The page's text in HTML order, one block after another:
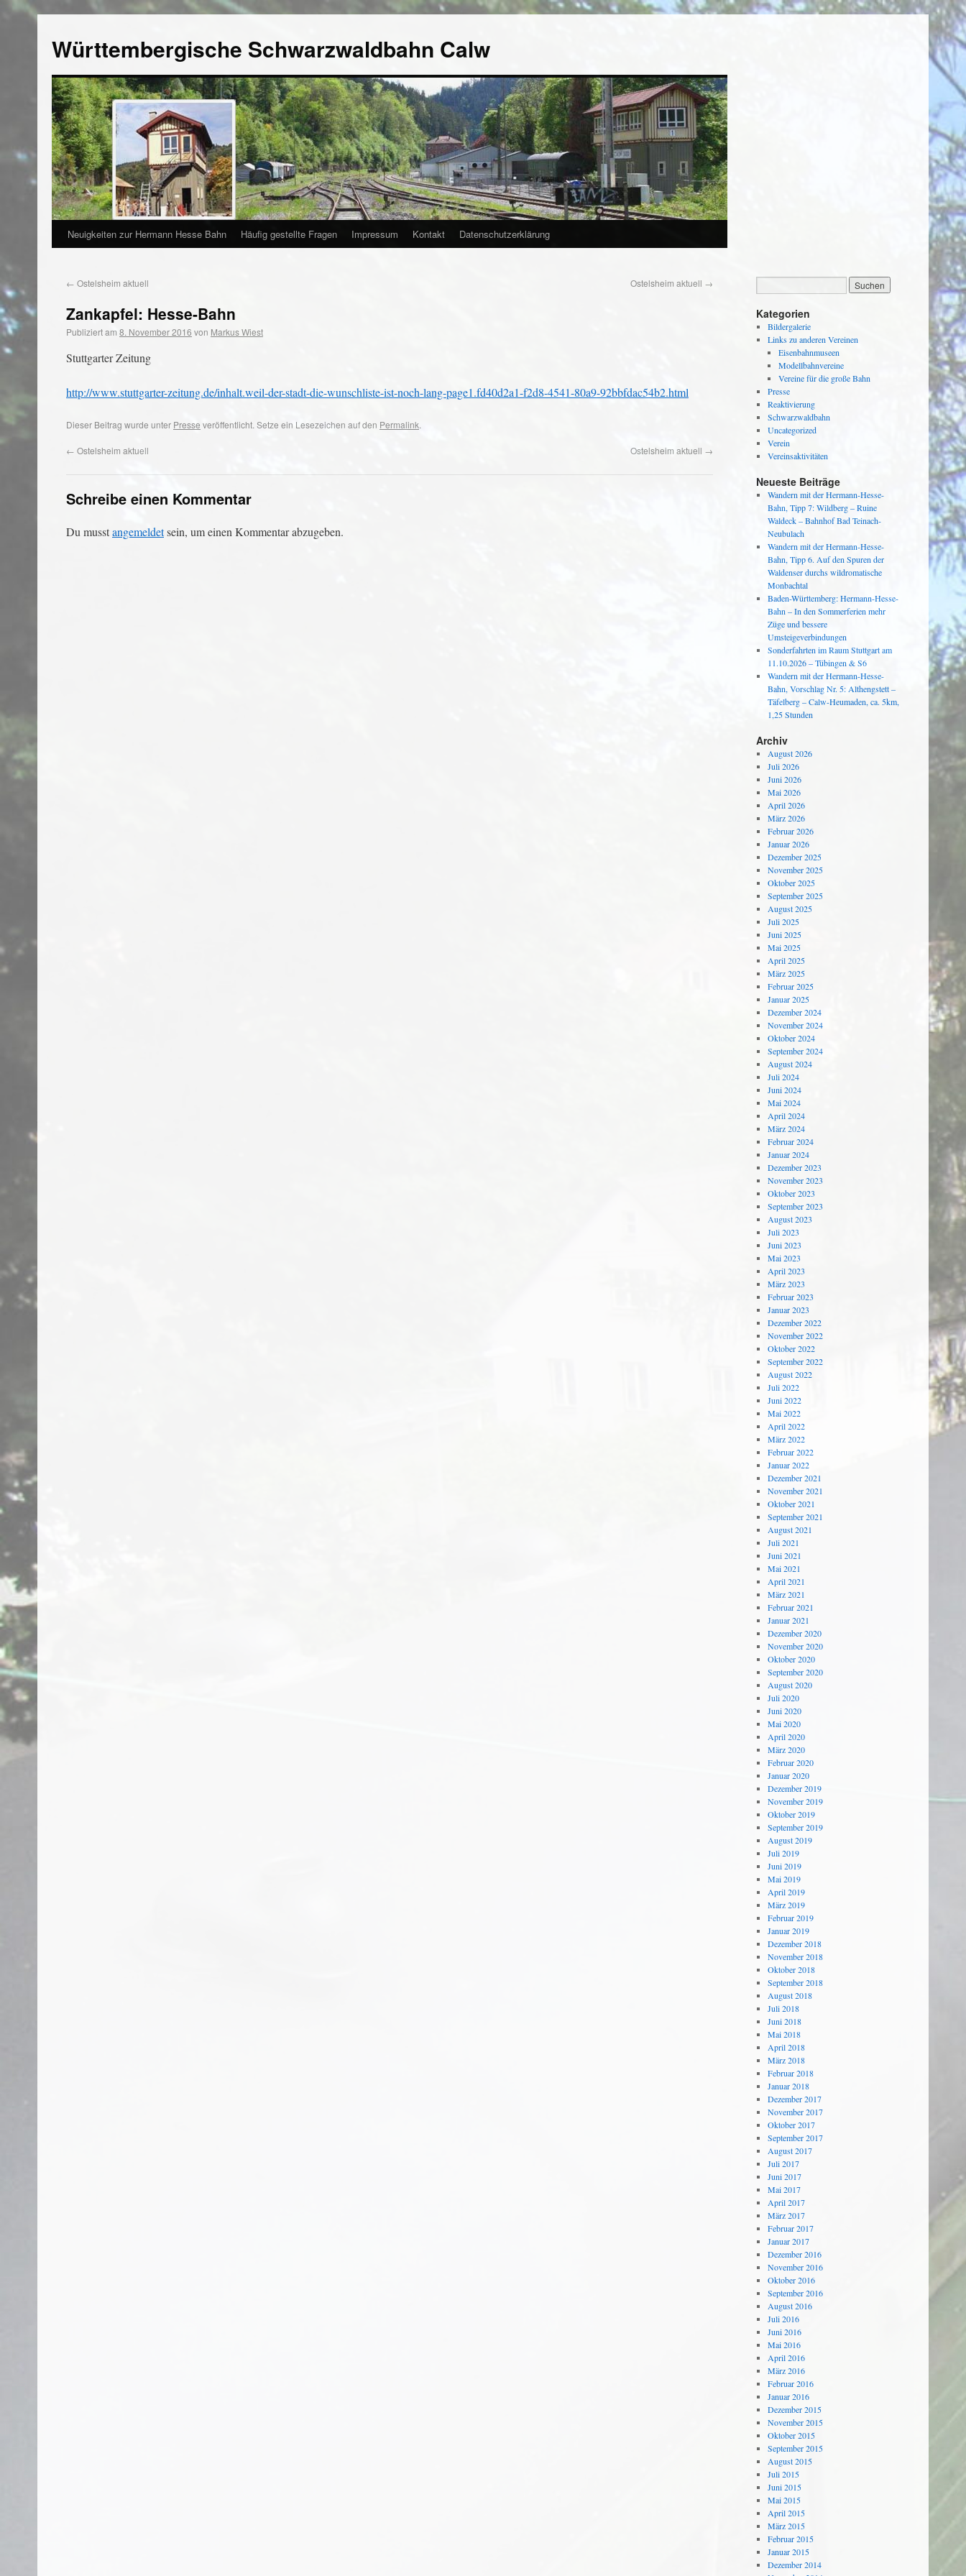
Württembergische Schwarzwaldbahn Calw
Neuigkeiten zur Hermann Hesse Bahn Häufig gestellte Fragen Impressum Kontakt Datenschutzerklärung
← Ostelsheim aktuell Ostelsheim aktuell →
Zankapfel: Hesse-Bahn
Publiziert am 8. November 2016 von Markus Wiest
Stuttgarter Zeitung
http://www.stuttgarter-zeitung.de/inhalt.weil-der-stadt-die-wunschliste-ist-noch-lang-page1.fd40d2a1-f2d8-4541-80a9-92bbfdac54b2.html
Dieser Beitrag wurde unter Presse veröffentlicht. Setze ein Lesezeichen auf den Permalink.
← Ostelsheim aktuell Ostelsheim aktuell →
Schreibe einen Kommentar
Du musstangemeldetsein, um einen Kommentar abzugeben.
Kategorien
Bildergalerie
Links zu anderen Vereinen
Eisenbahnmuseen
Modellbahnvereine
Vereine für die große Bahn
Presse
Reaktivierung
Schwarzwaldbahn
Uncategorized
Verein
Vereinsaktivitäten
Neueste Beiträge
Wandern mit der Hermann-Hesse-
Bahn, Tipp 7: Wildberg – Ruine
Waldeck – Bahnhof Bad Teinach-
Neubulach
Wandern mit der Hermann-Hesse-
Bahn, Tipp 6. Auf den Spuren der
Waldenser durchs wildromatische
Monbachtal
Baden-Württemberg: Hermann-Hesse-
Bahn – In den Sommerferien mehr
Züge und bessere
Umsteigeverbindungen
Sonderfahrten im Raum Stuttgart am
11.10.2026 – Tübingen & S6
Wandern mit der Hermann-Hesse-
Bahn, Vorschlag Nr. 5: Althengstett –
Täfelberg – Calw-Heumaden, ca. 5km,
1,25 Stunden
Archiv
August 2026
Juli 2026
Juni 2026
Mai 2026
April 2026
März 2026
Februar 2026
Januar 2026
Dezember 2025
November 2025
Oktober 2025
September 2025
August 2025
Juli 2025
Juni 2025
Mai 2025
April 2025
März 2025
Februar 2025
Januar 2025
Dezember 2024
November 2024
Oktober 2024
September 2024
August 2024
Juli 2024
Juni 2024
Mai 2024
April 2024
März 2024
Februar 2024
Januar 2024
Dezember 2023
November 2023
Oktober 2023
September 2023
August 2023
Juli 2023
Juni 2023
Mai 2023
April 2023
März 2023
Februar 2023
Januar 2023
Dezember 2022
November 2022
Oktober 2022
September 2022
August 2022
Juli 2022
Juni 2022
Mai 2022
April 2022
März 2022
Februar 2022
Januar 2022
Dezember 2021
November 2021
Oktober 2021
September 2021
August 2021
Juli 2021
Juni 2021
Mai 2021
April 2021
März 2021
Februar 2021
Januar 2021
Dezember 2020
November 2020
Oktober 2020
September 2020
August 2020
Juli 2020
Juni 2020
Mai 2020
April 2020
März 2020
Februar 2020
Januar 2020
Dezember 2019
November 2019
Oktober 2019
September 2019
August 2019
Juli 2019
Juni 2019
Mai 2019
April 2019
März 2019
Februar 2019
Januar 2019
Dezember 2018
November 2018
Oktober 2018
September 2018
August 2018
Juli 2018
Juni 2018
Mai 2018
April 2018
März 2018
Februar 2018
Januar 2018
Dezember 2017
November 2017
Oktober 2017
September 2017
August 2017
Juli 2017
Juni 2017
Mai 2017
April 2017
März 2017
Februar 2017
Januar 2017
Dezember 2016
November 2016
Oktober 2016
September 2016
August 2016
Juli 2016
Juni 2016
Mai 2016
April 2016
März 2016
Februar 2016
Januar 2016
Dezember 2015
November 2015
Oktober 2015
September 2015
August 2015
Juli 2015
Juni 2015
Mai 2015
April 2015
März 2015
Februar 2015
Januar 2015
Dezember 2014